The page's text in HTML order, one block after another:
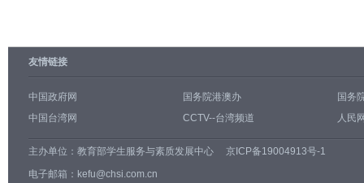
友情链接
中国政府网 国务院港澳办
国务
中国台湾网
CCTV--台湾频道 人民
主办单位： 教育部学生服务与素质发展中心
京ICP备19004913号-1
电子邮箱：kefu@chsi.com.cn